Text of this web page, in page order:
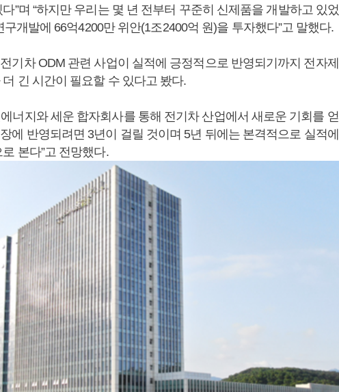
”며 “하지만 우리는 몇 년 전부터 꾸준히 신제품을 개발하고 있었
개발에 66억4200만 위안(1조2400억 원)을 투자했다”고 말했다.
기차 ODM 관련 사업이 실적에 긍정적으로 반영되기까지 전자제
긴 시간이 필요할 수 있다고 봤다.
너지와 세운 합자회사를 통해 전기차 산업에서 새로운 기회를 얻
에 반영되려면 3년이 걸릴 것이며 5년 뒤에는 본격적으로 실적에
본다”고 전망했다.